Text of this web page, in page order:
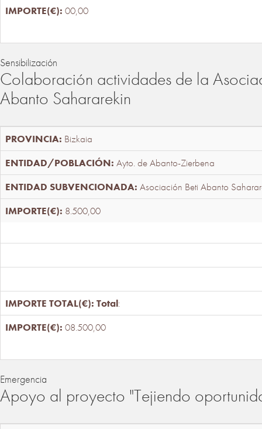
00,00
Sensibilización
Colaboración actividades de la
Abanto Sahararekin
Bizkaia
Ayto. de Abanto-Zierbena
Asociación Beti Abanto
8.500,00
Total:
08.500,00
Emergencia
Apoyo al proyecto "Tejiendo